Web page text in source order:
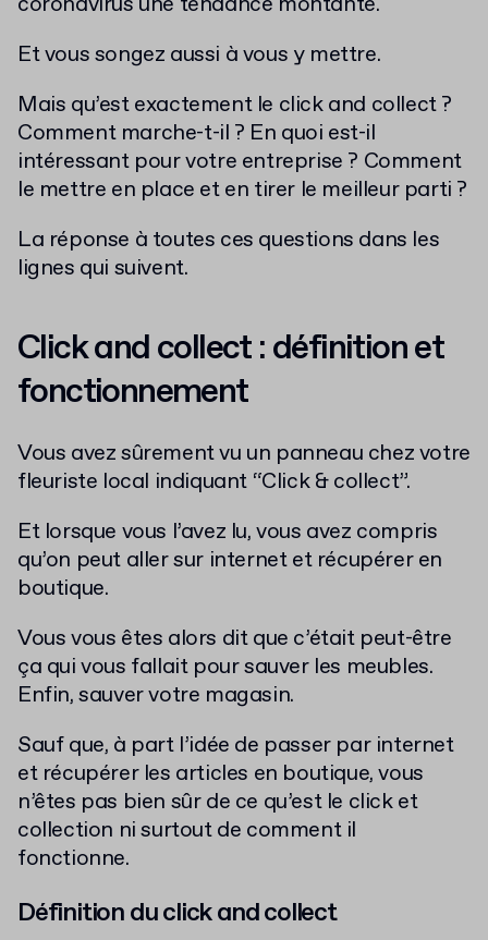
Et vous songez aussi à vous y mettre.
Mais qu’est exactement le click and collect ?
Comment marche-t-il ? En quoi est-il
intéressant pour votre entreprise ? Comment
le mettre en place et en tirer le meilleur parti ?
La réponse à toutes ces questions dans les
lignes qui suivent.
Click and collect : définition et
fonctionnement
Vous avez sûrement vu un panneau chez votre
fleuriste local indiquant “Click & collect”.
Et lorsque vous l’avez lu, vous avez compris
qu’on peut aller sur internet et récupérer en
boutique.
Vous vous êtes alors dit que c’était peut-être
ça qui vous fallait pour sauver les meubles.
Enfin, sauver votre magasin.
Sauf que, à part l’idée de passer par internet
et récupérer les articles en boutique, vous
n’êtes pas bien sûr de ce qu’est le click et
collection ni surtout de comment il
fonctionne.
Définition du click and collect